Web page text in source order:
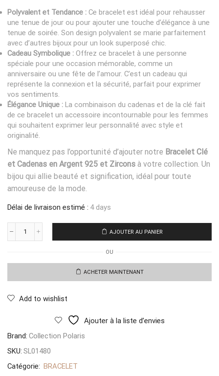
Polyvalent et Tendance : Ce bracelet est idéal pour rehausser
une tenue de jour ou pour ajouter une touche d’élégance à une
tenue de soirée. Son design polyvalent se marie parfaitement
avec d’autres bijoux pour un look superposé chic.
Cadeau Symbolique : Offrez ce bracelet à une personne
spéciale pour une occasion mémorable, comme un
anniversaire ou une fête de l’amour. C’est un cadeau qui
représente la connexion et la sécurité, parfait pour exprimer
vos sentiments.
Élégance Unique : La combinaison du cadenas et de la clé fait
de ce bracelet un accessoire incontournable pour les femmes
qui souhaitent exprimer leur personnalité avec style et
originalité.
Ne manquez pas l’opportunité d’ajouter notre Bracelet Clé
et Cadenas en Argent 925 et Zircons à votre collection. Un
bijou qui allie beauté et signification, idéal pour toute
amoureuse de la mode.
Délai de livraison estimé : 4 days
quantité
Clef
AJOUTER AU PANIER
OU
ACHETER MAINTENANT
Add to wishlist
Ajouter à la liste d’envies
Brand: Collection Polaris
SKU: SL01480
Catégorie: BRACELET